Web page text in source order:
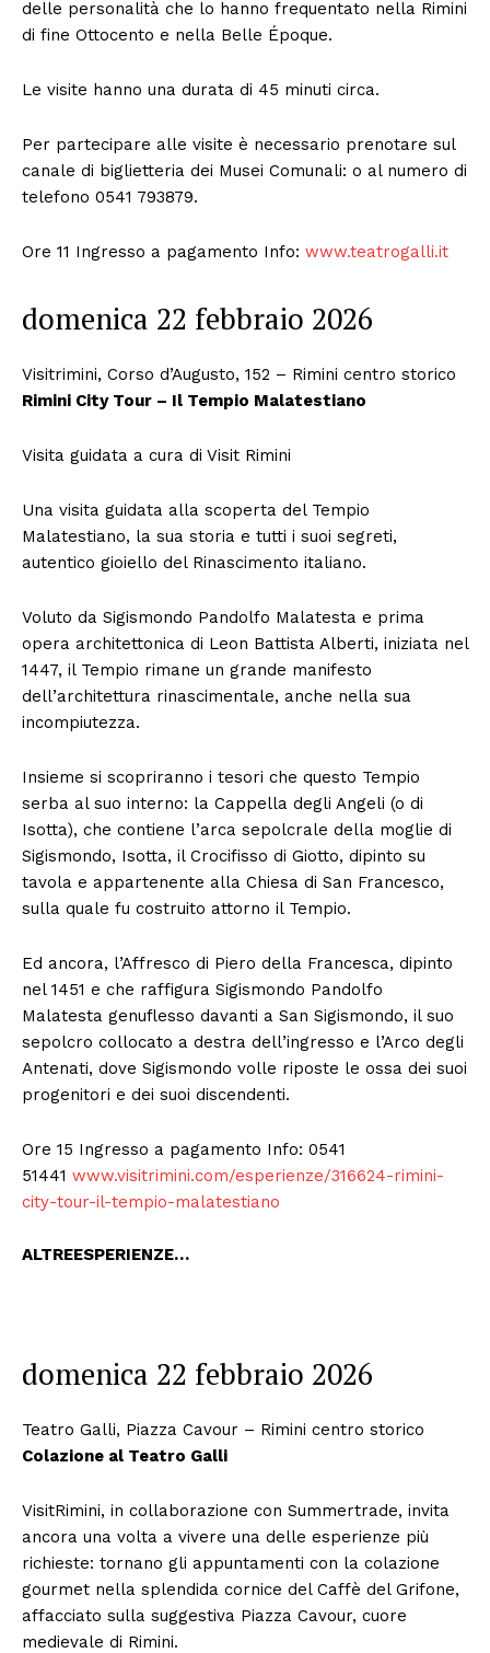
delle personalità che lo hanno frequentato nella Rimini
di fine Ottocento e nella Belle Époque.
Le visite hanno una durata di 45 minuti circa.
Per partecipare alle visite è necessario prenotare sul
canale di biglietteria dei Musei Comunali: o al numero di
telefono 0541 793879.
Ore 11 Ingresso a pagamento Info: www.teatrogalli.it
domenica 22 febbraio 2026
Visitrimini, Corso d’Augusto, 152 – Rimini centro storico
Rimini City Tour – Il Tempio Malatestiano
Visita guidata a cura di Visit Rimini
Una visita guidata alla scoperta del Tempio
Malatestiano, la sua storia e tutti i suoi segreti,
autentico gioiello del Rinascimento italiano.
Voluto da Sigismondo Pandolfo Malatesta e prima
opera architettonica di Leon Battista Alberti, iniziata nel
1447, il Tempio rimane un grande manifesto
dell’architettura rinascimentale, anche nella sua
incompiutezza.
Insieme si scopriranno i tesori che questo Tempio
serba al suo interno: la Cappella degli Angeli (o di
Isotta), che contiene l’arca sepolcrale della moglie di
Sigismondo, Isotta, il Crocifisso di Giotto, dipinto su
tavola e appartenente alla Chiesa di San Francesco,
sulla quale fu costruito attorno il Tempio.
Ed ancora, l’Affresco di Piero della Francesca, dipinto
nel 1451 e che raffigura Sigismondo Pandolfo
Malatesta genuflesso davanti a San Sigismondo, il suo
sepolcro collocato a destra dell’ingresso e l’Arco degli
Antenati, dove Sigismondo volle riposte le ossa dei suoi
progenitori e dei suoi discendenti.
Ore 15 Ingresso a pagamento Info: 0541
51441 www.visitrimini.com/esperienze/316624-rimini-
city-tour-il-tempio-malatestiano
ALTREESPERIENZE…
domenica 22 febbraio 2026
Teatro Galli, Piazza Cavour – Rimini centro storico
Colazione al Teatro Galli
VisitRimini, in collaborazione con Summertrade, invita
ancora una volta a vivere una delle esperienze più
richieste: tornano gli appuntamenti con la colazione
gourmet nella splendida cornice del Caffè del Grifone,
affacciato sulla suggestiva Piazza Cavour, cuore
medievale di Rimini.